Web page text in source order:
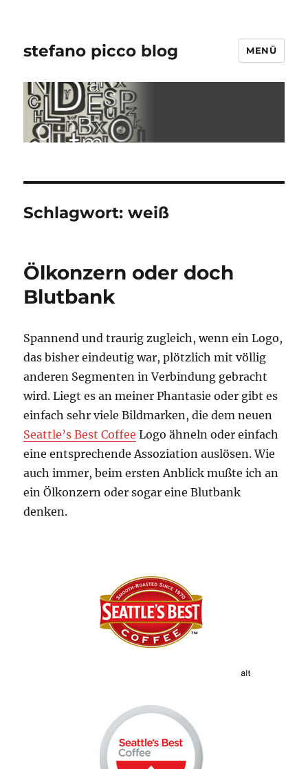
stefano picco blog MENÜ
Schlagwort:weiß
Ölkonzern oder doch
Blutbank
Spannend und traurig zugleich, wenn ein Logo,
das bisher eindeutig war, plötzlich mit völlig
anderen Segmenten in Verbindung gebracht
wird. Liegt es an meiner Phantasie oder gibt es
einfach sehr viele Bildmarken, die dem neuen
Seattle’s Best Coffee Logo ähneln oder einfach
eine entsprechende Assoziation auslösen. Wie
auch immer, beim ersten Anblick mußte ich an
ein Ölkonzern oder sogar eine Blutbank
denken.